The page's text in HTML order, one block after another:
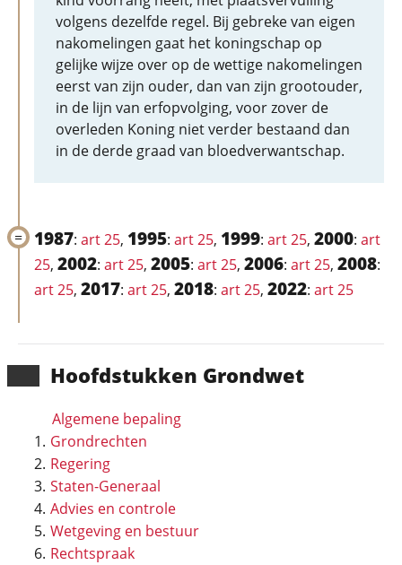
Hoofd­stukken Grondwet
Algemene bepaling
Grondrechten
Regering
Staten-Generaal
Advies en controle
Wetgeving en bestuur
Rechtspraak
volgens dezelfde regel. Bij gebreke van eigen
nakomelingen gaat het koningschap op
gelijke wijze over op de wettige nakomelingen
eerst van zijn ouder, dan van zijn grootouder,
in de lijn van erfopvolging, voor zover de
overleden Koning niet verder bestaand dan
in de derde graad van bloedverwantschap.
1987: art 25, 1995: art 25, 1999: art 25, 2000: art
25, 2002: art 25, 2005: art 25, 2006: art 25, 2008:
art 25, 2017: art 25, 2018: art 25, 2022: art 25